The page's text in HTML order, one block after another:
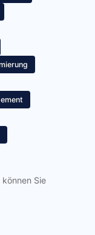
Sie